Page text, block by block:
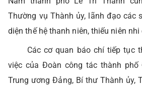
Thường vụ Thành ủy, lãnh đạo các
diện thế hệ thanh niên, thiếu niên
Các cơ quan báo chí tiếp tục
việc của Đoàn công tác thành phố
Trung ương Đảng, Bí thư Thành ủy,